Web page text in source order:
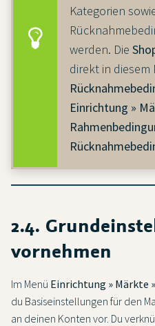
Kategorien
werden. Die
direkt in diesem
Einrichtung »
2.4.
vornehmen
Im Menü Einrichtung » Märkte
du Basiseinstellungen für den
an deinen Konten vor. Du